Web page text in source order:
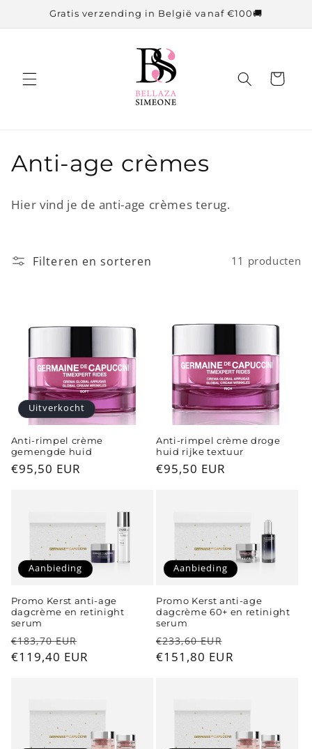
naar de
content
Gratis verzending in België vanaf €100🚚
Winkelwagen
C
l
e
Anti-age crèmes
Hier vind je de anti-age crèmes terug.
Filteren en sorteren 11 producten
Uitverkocht
Anti-rimpel crème
gemengde huid
Normale
€95,50 EUR
Anti-rimpel crème droge
huid rijke textuur
Normale
€95,50 EUR
Aanbieding
Promo Kerst anti-age
dagcrème en retinight
serum
Normale
prijs
€183,70 EUR
Aanbiedingsprijs
€119,40 EUR
Aanbieding
Promo Kerst anti-age
dagcrème 60+ en retinight
serum
Normale
prijs
€233,60 EUR
€151,80 EUR